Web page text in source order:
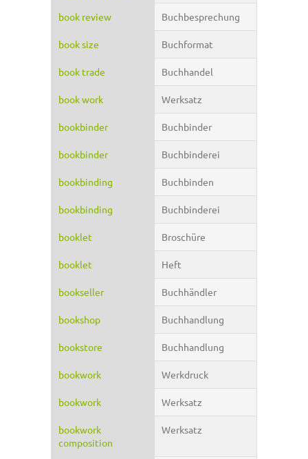
book review Buchbesprechung
book size Buchformat
book trade Buchhandel
book work Werksatz
bookbinder Buchbinder
bookbinder Buchbinderei
bookbinding Buchbinden
bookbinding Buchbinderei
booklet Broschüre
booklet Heft
bookseller Buchhändler
bookshop Buchhandlung
bookstore Buchhandlung
bookwork Werkdruck
bookwork Werksatz
bookwork
composition
Werksatz